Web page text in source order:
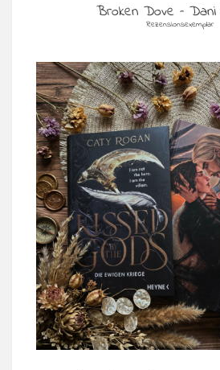
Broken Dove –
Rezensionsexemplar